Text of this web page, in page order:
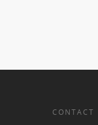
CONTACT